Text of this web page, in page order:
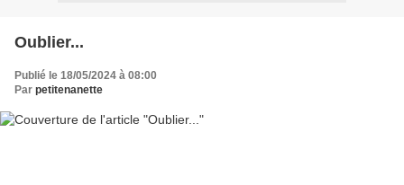
Oublier...
Publié le 18/05/2024 à 08:00
Par petitenanette